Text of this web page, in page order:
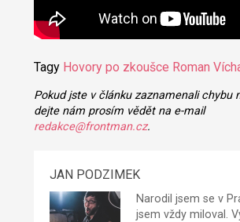
Tagy Hovory po zkoušce Roman
Pokud jste v článku zaznamenali chybu
dejte nám prosím vědět na e-mail
redakce@frontman.cz.
JAN PODZIMEK
Narodil jsem se v
jsem vždy miloval.